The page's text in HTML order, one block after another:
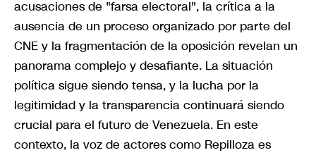
acusaciones de "farsa electoral", la crítica a la
ausencia de un proceso organizado por parte del
CNE y la fragmentación de la oposición revelan un
panorama complejo y desafiante. La situación
política sigue siendo tensa, y la lucha por la
legitimidad y la transparencia continuará siendo
crucial para el futuro de Venezuela. En este
contexto, la voz de actores como Repilloza es